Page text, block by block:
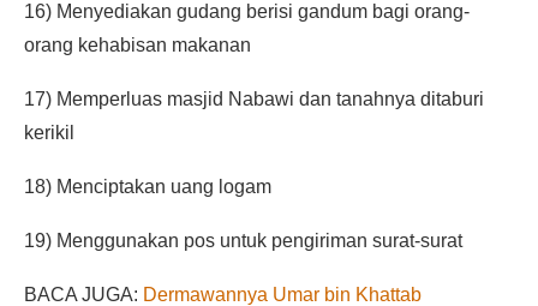
16) Menyediakan gudang berisi gandum bagi orang-
orang kehabisan makanan
17) Memperluas masjid Nabawi dan tanahnya ditaburi
kerikil
18) Menciptakan uang logam
19) Menggunakan pos untuk pengiriman surat-surat
BACA JUGA: Dermawannya Umar bin Khattab